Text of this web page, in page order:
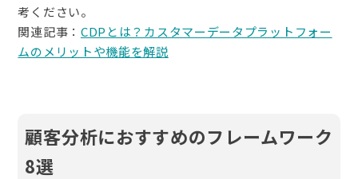
考ください。
関連記事： CDPとは？カスタマーデータプラットフォー
ムのメリットや機能を解説
顧客分析におすすめのフレームワーク
8選